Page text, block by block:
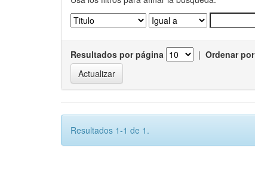
Resultados por página | Ordenar por
Resultados 1-1 de 1.